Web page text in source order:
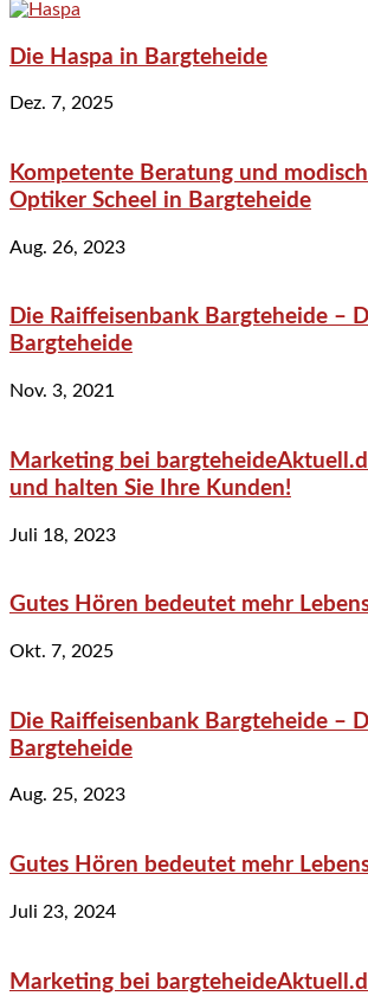
Die Haspa in Bargteheide
Dez. 7, 2025
Kompetente Beratung und
Optiker Scheel in Bargteheide
Aug. 26, 2023
Die Raiffeisenbank Bargteheide –
Bargteheide
Nov. 3, 2021
Marketing bei
und halten Sie Ihre Kunden!
Juli 18, 2023
Gutes Hören bedeutet mehr
Okt. 7, 2025
Die Raiffeisenbank Bargteheide –
Bargteheide
Aug. 25, 2023
Gutes Hören bedeutet mehr
Juli 23, 2024
Marketing bei